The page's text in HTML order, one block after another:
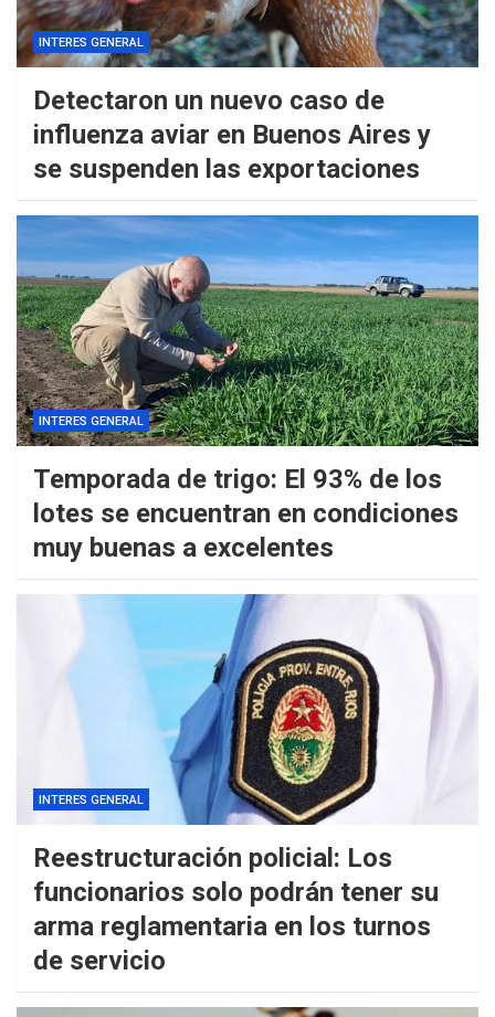
INTERES GENERAL
Detectaron un nuevo caso de
influenza aviar en Buenos Aires y
se suspenden las exportaciones
INTERES GENERAL
Temporada de trigo: El 93% de los
lotes se encuentran en condiciones
muy buenas a excelentes
INTERES GENERAL
Reestructuración policial: Los
funcionarios solo podrán tener su
arma reglamentaria en los turnos
de servicio